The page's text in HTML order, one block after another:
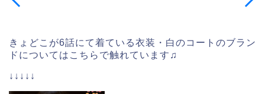
きょどこが6話にて着ている衣装・白のコートのブラン
ドについてはこちらで触れています♫
↓↓↓↓↓